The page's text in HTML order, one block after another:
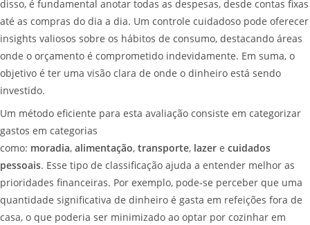
disso, é fundamental anotar todas as despesas, desde contas fixas
até as compras do dia a dia. Um controle cuidadoso pode oferecer
insights valiosos sobre os hábitos de consumo, destacando áreas
onde o orçamento é comprometido indevidamente. Em suma, o
objetivo é ter uma visão clara de onde o dinheiro está sendo
investido.
Um método eficiente para esta avaliação consiste em categorizar
gastos em categorias
como: moradia, alimentação, transporte, lazer e cuidados
pessoais. Esse tipo de classificação ajuda a entender melhor as
prioridades financeiras. Por exemplo, pode-se perceber que uma
quantidade significativa de dinheiro é gasta em refeições fora de
casa, o que poderia ser minimizado ao optar por cozinhar em